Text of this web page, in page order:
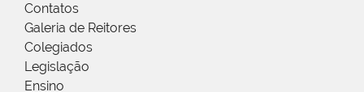
Contatos
Galeria de Reitores
Colegiados
Legislação
Ensino